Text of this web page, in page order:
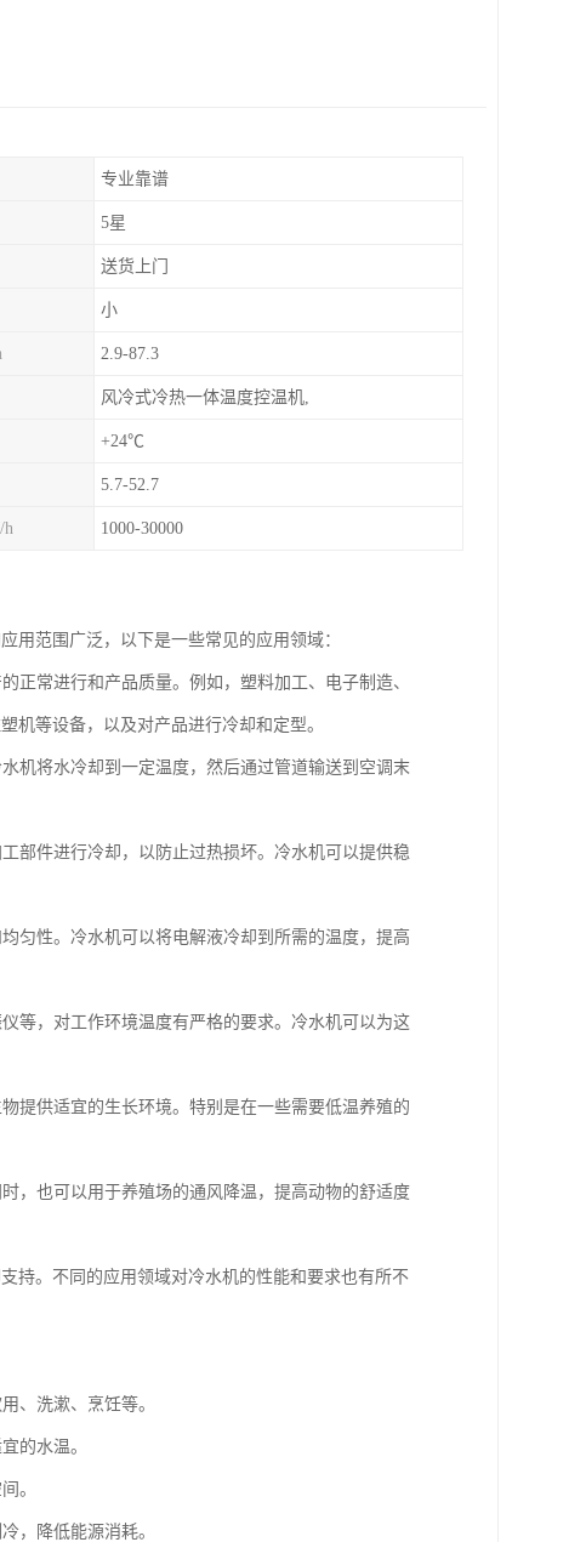
专业靠谱
5星
送货上门
小
2.9-87.3
风冷式冷热一体温度控温机,
+24℃
5.7-52.7
h 1000-30000
用范围广泛，以下是一些常见的应用领域：
正常进行和产品质量。例如，塑料加工、电子制造、
机等设备，以及对产品进行冷却和定型。
机将水冷却到一定温度，然后通过管道输送到空调末
部件进行冷却，以防止过热损坏。冷水机可以提供稳
匀性。冷水机可以将电解液冷却到所需的温度，提高
等，对工作环境温度有严格的要求。冷水机可以为这
提供适宜的生长环境。特别是在一些需要低温养殖的
，也可以用于养殖场的通风降温，提高动物的舒适度
持。不同的应用领域对冷水机的性能和要求也有所不
、洗漱、烹饪等。
的水温。
。
，降低能源消耗。